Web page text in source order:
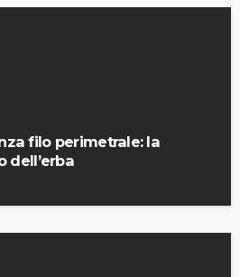
filo perimetrale: la
dell’erba